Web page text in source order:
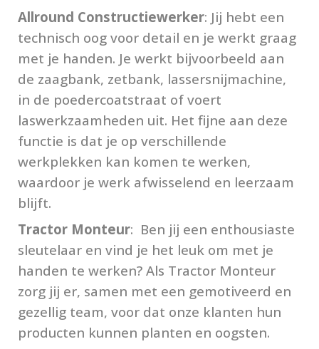
Allround Constructiewerker: Jij hebt een
technisch oog voor detail en je werkt graag
met je handen. Je werkt bijvoorbeeld aan
de zaagbank, zetbank, lassersnijmachine,
in de poedercoatstraat of voert
laswerkzaamheden uit. Het fijne aan deze
functie is dat je op verschillende
werkplekken kan komen te werken,
waardoor je werk afwisselend en leerzaam
blijft.
Tractor Monteur: Ben jij een enthousiaste
sleutelaar en vind je het leuk om met je
handen te werken? Als Tractor Monteur
zorg jij er, samen met een gemotiveerd en
gezellig team, voor dat onze klanten hun
producten kunnen planten en oogsten.